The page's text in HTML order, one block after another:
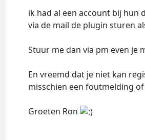
ik had al een account bij hun
via de mail de plugin sturen
Stuur me dan via pm even je
En vreemd dat je niet kan
misschien een foutmelding of
Groeten Ron